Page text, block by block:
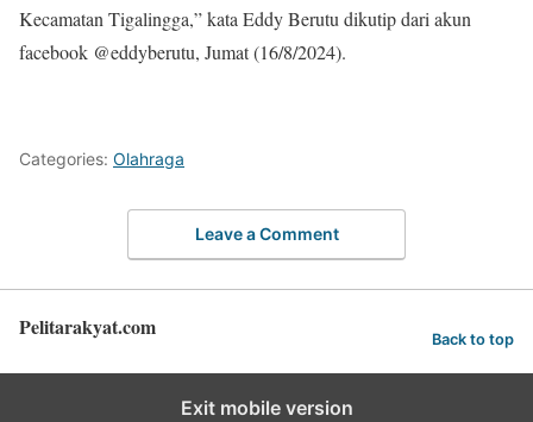
Kecamatan Tigalingga,” kata Eddy Berutu dikutip dari akun
facebook @eddyberutu, Jumat (16/8/2024).
Categories: Olahraga
Leave a Comment
Pelitarakyat.com Back to top
Exit mobile version